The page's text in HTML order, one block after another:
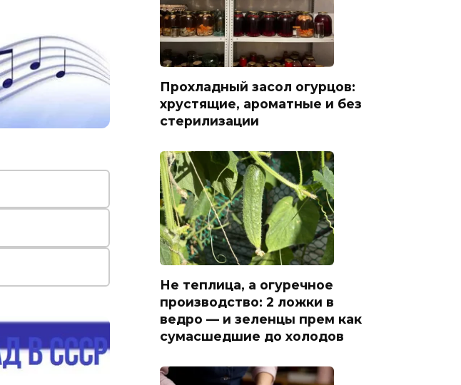
Прохладный засол огурцов:
хрустящие, ароматные и без
стерилизации
Не теплица, а огуречное
производство: 2 ложки в
ведро — и зеленцы прем как
сумасшедшие до холодов